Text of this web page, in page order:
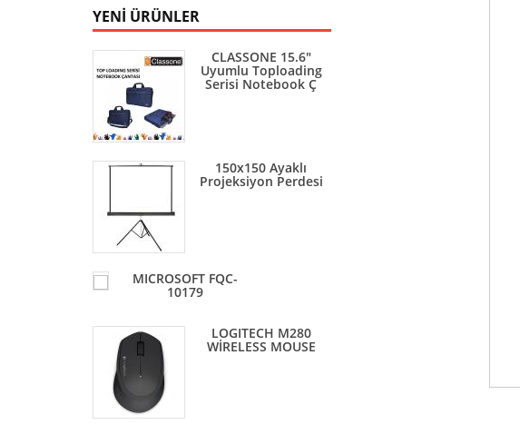
YENİ ÜRÜNLER
CLASSONE 15.6"
Uyumlu Toploading
Serisi Notebook Ç
150x150 Ayaklı
Projeksiyon Perdesi
MICROSOFT FQC-
10179
LOGITECH M280
WİRELESS MOUSE